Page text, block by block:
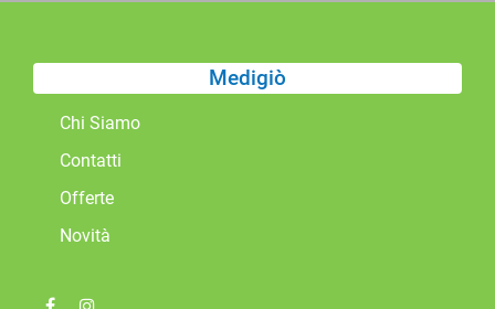
Medigiò
Chi Siamo
Contatti
Offerte
Novità